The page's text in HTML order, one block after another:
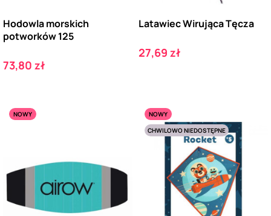
Hodowla morskich
potworków 125
Cena
73,80 zł
Latawiec Wirująca Tęcza
Cena
27,69 zł
NOWY
NOWY
CHWILOWO NIEDOSTĘPNE